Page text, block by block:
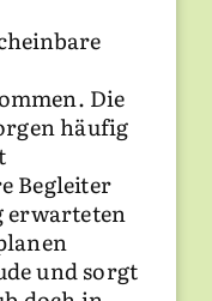
Die
häufig
Begleiter
erwarteten
und sorgt
zu allen
Basis
für
spendet
Alltag.
vor
bei
Sie